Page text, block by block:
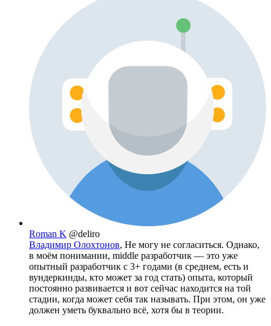
Roman K @deliro
Владимир Олохтонов, Не могу не согласиться. Однако,
в моём понимании, middle разработчик — это уже
опытный разработчик с 3+ годами (в среднем, есть и
вундеркинды, кто может за год стать) опыта, который
постоянно развивается и вот сейчас находится на той
стадии, когда может себя так называть. При этом, он уже
должен уметь буквально всё, хотя бы в теории.